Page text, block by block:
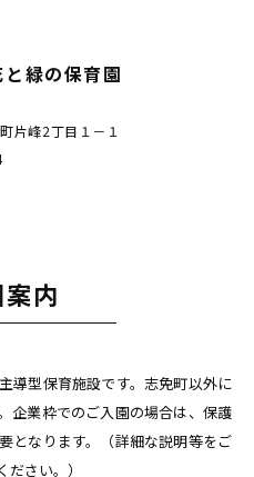
緑の保育園
片峰2丁目１－１
内
導型保育施設です。志免町以外に
企業枠でのご入園の場合は、保護
となります。（詳細な説明等をご
さい。）